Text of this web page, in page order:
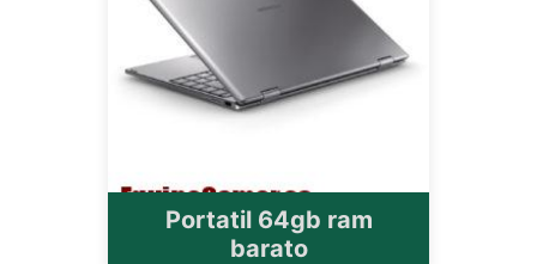
Portatil 64gb ram
barato